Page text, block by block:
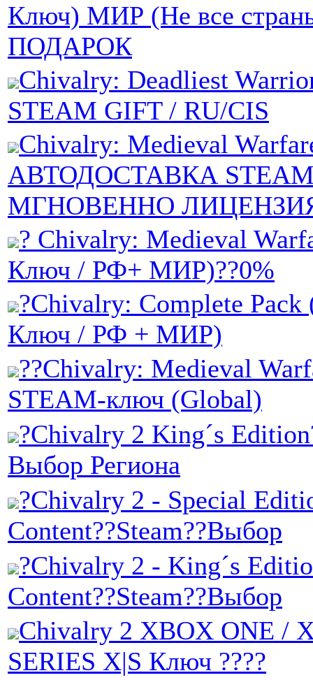
Ключ) МИР (Не все
ПОДАРОК
Chivalry: Deadliest
STEAM GIFT / RU/CIS
Chivalry: Medieval
АВТОДОСТАВКА
МГНОВЕННО
? Chivalry: Medieval
Ключ / РФ+ МИР)??0%
?Chivalry: Complete Pack
Ключ / РФ + МИР)
??Chivalry: Medieval
STEAM-ключ (Global)
?Chivalry 2 King´s
Выбор Региона
?Chivalry 2 - Special
Content??Steam??Выбор
?Chivalry 2 - King´s
Content??Steam??Выбор
Chivalry 2 XBOX ONE /
SERIES X|S Ключ ????